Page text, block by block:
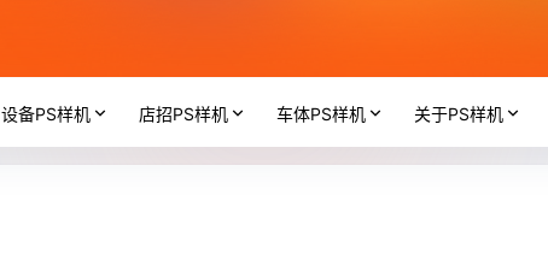
设备PS样机 店招PS样机 车体PS样机 关于PS样机